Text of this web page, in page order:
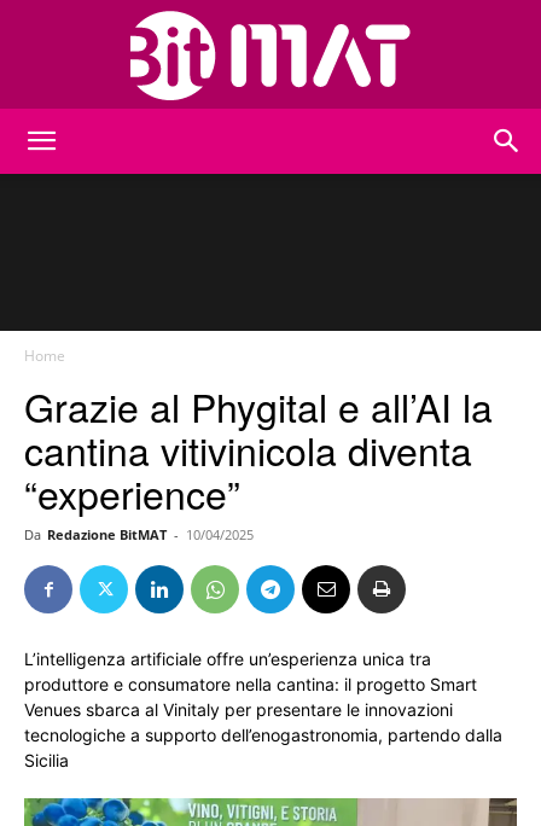
Home
Grazie al Phygital e all’AI la
cantina vitivinicola diventa
“experience”
Da Redazione BitMAT - 10/04/2025
L’intelligenza artificiale offre un’esperienza unica tra
produttore e consumatore nella cantina: il progetto Smart
Venues sbarca al Vinitaly per presentare le innovazioni
tecnologiche a supporto dell’enogastronomia, partendo dalla
Sicilia